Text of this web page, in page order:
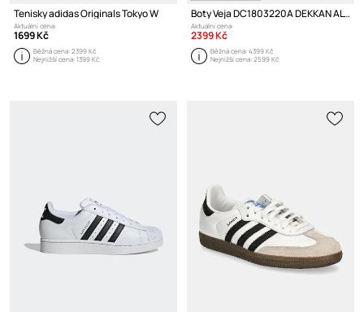
Tenisky adidas Originals Tokyo W
Aktuální cena:
1699 Kč
Běžná cena:2399 Kč
Nejnižší cena:1399 Kč
Boty Veja DC1803220A DEKKAN ALVEOMESH
Aktuální cena:
2399 Kč
Běžná cena:4399 Kč
Nejnižší cena:2599 Kč